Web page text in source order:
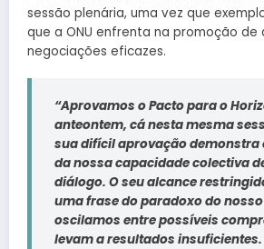
sessão plenária, uma vez que
que a ONU enfrenta na promoção de
negociações eficazes.
“Aprovamos o Pacto para o
anteontem, cá nesta mesma
sua difícil aprovação demonstra
da nossa capacidade colectiva
diálogo. O seu alcance
uma frase do paradoxo do
oscilamos entre possíveis
levam a resultados insuficientes.